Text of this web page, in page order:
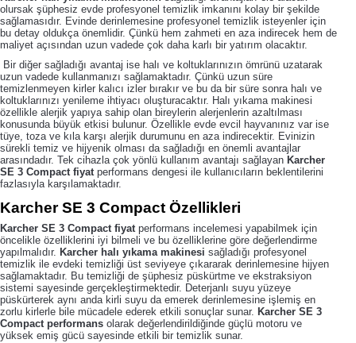
olursak şüphesiz evde profesyonel temizlik imkanını kolay bir şekilde
sağlamasıdır. Evinde derinlemesine profesyonel temizlik isteyenler için
bu detay oldukça önemlidir. Çünkü hem zahmeti en aza indirecek hem de
maliyet açısından uzun vadede çok daha karlı bir yatırım olacaktır.
Bir diğer sağladığı avantaj ise halı ve koltuklarınızın ömrünü uzatarak
uzun vadede kullanmanızı sağlamaktadır. Çünkü uzun süre
temizlenmeyen kirler kalıcı izler bırakır ve bu da bir süre sonra halı ve
koltuklarınızı yenileme ihtiyacı oluşturacaktır. Halı yıkama makinesi
özellikle alerjik yapıya sahip olan bireylerin alerjenlerin azaltılması
konusunda büyük etkisi bulunur. Özellikle evde evcil hayvanınız var ise
tüye, toza ve kıla karşı alerjik durumunu en aza indirecektir. Evinizin
sürekli temiz ve hijyenik olması da sağladığı en önemli avantajlar
arasındadır. Tek cihazla çok yönlü kullanım avantajı sağlayan Karcher
SE 3 Compact fiyatperformans dengesi ile kullanıcıların beklentilerini
fazlasıyla karşılamaktadır.
Karcher SE 3 Compact Özellikleri
Karcher SE 3 Compact fiyatperformans incelemesi yapabilmek için
öncelikle özelliklerini iyi bilmeli ve bu özelliklerine göre değerlendirme
yapılmalıdır. Karcher halı yıkama makinesi sağladığı profesyonel
temizlik ile evdeki temizliği üst seviyeye çıkararak derinlemesine hijyen
sağlamaktadır. Bu temizliği de şüphesiz püskürtme ve ekstraksiyon
sistemi sayesinde gerçekleştirmektedir. Deterjanlı suyu yüzeye
püskürterek aynı anda kirli suyu da emerek derinlemesine işlemiş en
zorlu kirlerle bile mücadele ederek etkili sonuçlar sunar. Karcher SE 3
Compact performans olarak değerlendirildiğinde güçlü motoru ve
yüksek emiş gücü sayesinde etkili bir temizlik sunar.